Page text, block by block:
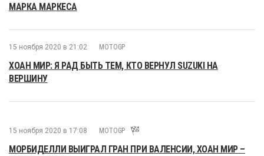
МАРКА МАРКЕСА
15 ноября 2020 в 21:02 MOTOGP
ХОАН МИР: Я РАД БЫТЬ ТЕМ, КТО ВЕРНУЛ SUZUKI НА
ВЕРШИНУ
15 ноября 2020 в 17:08 MOTOGP
МОРБИДЕЛЛИ ВЫИГРАЛ ГРАН ПРИ ВАЛЕНСИИ, ХОАН МИР –